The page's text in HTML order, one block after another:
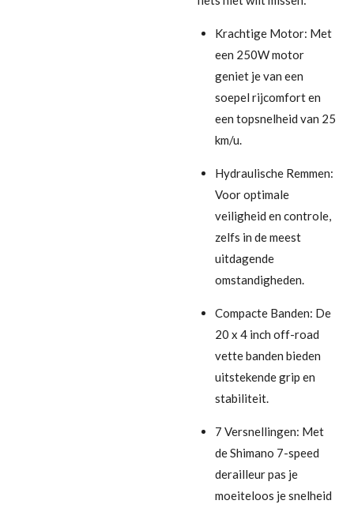
Krachtige Motor: Met
een 250W motor
geniet je van een
soepel rijcomfort en
een topsnelheid van 25
km/u.
Hydraulische Remmen:
Voor optimale
veiligheid en controle,
zelfs in de meest
uitdagende
omstandigheden.
Compacte Banden: De
20 x 4 inch off-road
vette banden bieden
uitstekende grip en
stabiliteit.
7 Versnellingen: Met
de Shimano 7-speed
derailleur pas je
moeiteloos je snelheid